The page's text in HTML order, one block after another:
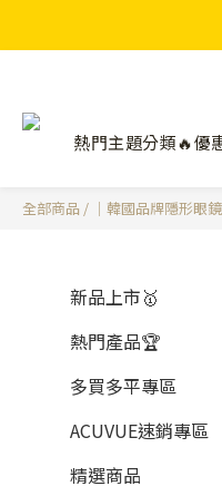
熱門主題分類🔥優
全部商品 / ｜韓國品牌隱形眼鏡
新品上市🥇
熱門產品🏆
多買多平專區
ACUVUE速銷專區
精選商品